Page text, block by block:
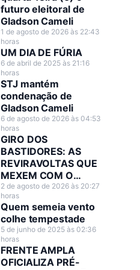
futuro eleitoral de
Gladson Cameli
1 de agosto de 2026 às 22:43
horas
UM DIA DE FÚRIA
6 de abril de 2025 às 21:16
horas
STJ mantém
condenação de
Gladson Cameli
6 de agosto de 2026 às 04:53
horas
GIRO DOS
BASTIDORES: AS
REVIRAVOLTAS QUE
MEXEM COM O
CENÁRIO POLÍTICO
2 de agosto de 2026 às 20:27
horas
Quem semeia vento
colhe tempestade
5 de junho de 2025 às 02:36
horas
FRENTE AMPLA
OFICIALIZA PRÉ-